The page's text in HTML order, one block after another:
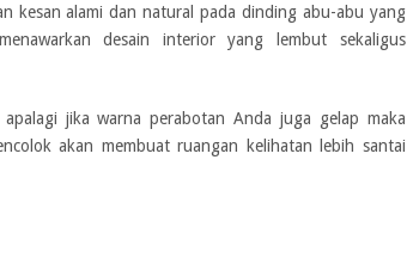
kesan alami dan natural pada dinding abu-abu yang
desain interior yang lembut sekaligus
jika warna perabotan Anda juga gelap maka
akan membuat ruangan kelihatan lebih santai